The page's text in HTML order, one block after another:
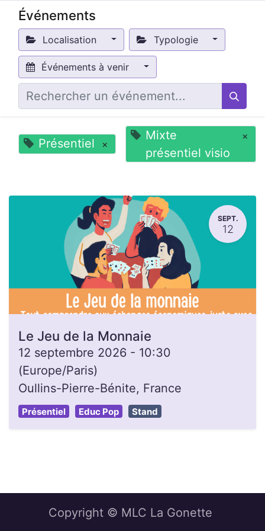
Événements
Localisation Typologie
Événements à venir
Présentiel ×
Mixte
présentiel visio
×
SEPT.
12
Le Jeu de la Monnaie
12 septembre 2026 - 10:30
(Europe/Paris)
Oullins-Pierre-Bénite, France
Présentiel Educ Pop Stand
Copyright © MLC La Gonette